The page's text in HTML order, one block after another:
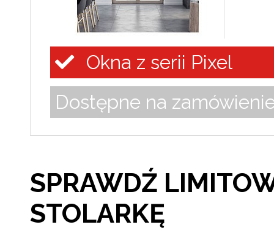
Okna z serii Pixel
Dostępne na
SPRAWDŹ
STOLARKĘ